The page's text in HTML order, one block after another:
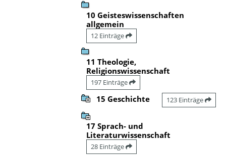
10 Geisteswissenschaften
allgemein
12 Einträge
11 Theologie,
Religionswissenschaft
197 Einträge
15 Geschichte 123 Einträge
17 Sprach- und
Literaturwissenschaft
28 Einträge